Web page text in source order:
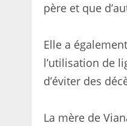
père et que
Elle a
l’utilisation de
d’éviter des
La mère de